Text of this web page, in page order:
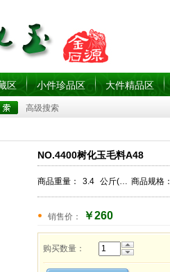
区 小件珍品区 大件精品区
高级搜索
NO.4400树化玉毛料A48
商品重量： 3.4 公斤(Kg) 商品规格：
销售价： ￥260
购买数量：